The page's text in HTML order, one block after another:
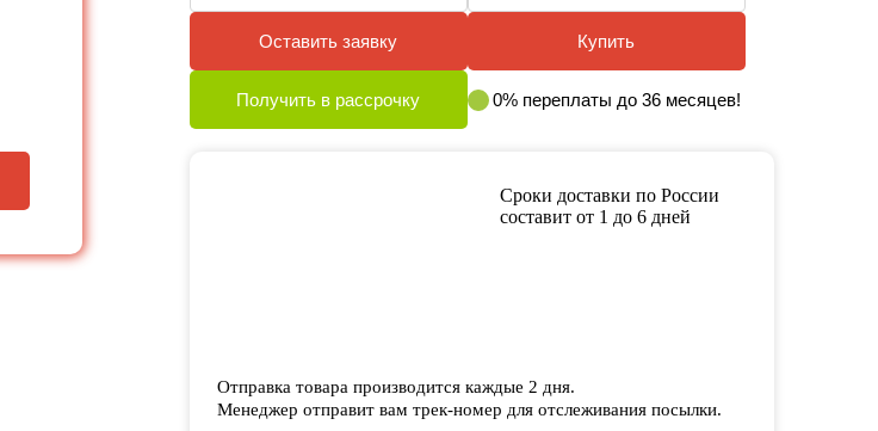
Оставить заявку Купить
Получить в рассрочку 0% переплаты до 36 месяцев!
Сроки доставки по России
составит от 1 до 6 дней
Отправка товара производится каждые 2 дня.
Менеджер отправит вам трек-номер для отслеживания посылки.